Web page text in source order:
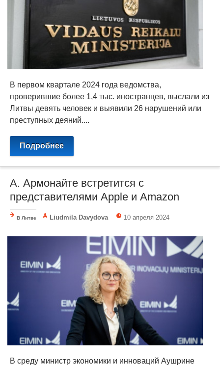
В первом квартале 2024 года ведомства,
проверившие более 1,4 тыс. иностранцев, выслали из
Литвы девять человек и выявили 26 нарушений или
преступных деяний....
Подробнее
А. Армонайте встретится с
представителями Apple и Amazon
В Литве Liudmila Davydova 10 апреля 2024
В среду министр экономики и инноваций Аушрине